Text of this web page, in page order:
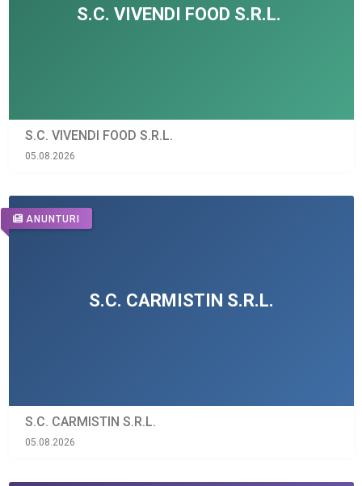
S.C. VIVENDI FOOD S.R.L.
05.08.2026
ANUNTURI
S.C. CARMISTIN S.R.L.
05.08.2026